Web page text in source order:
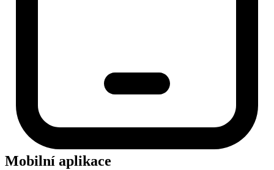
Mobilní aplikace